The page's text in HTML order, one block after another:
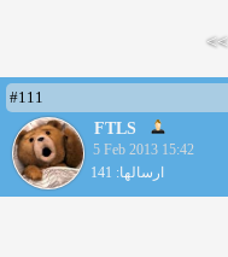
>>
#111
FTLS
5 Feb 2013 15:42
ارسالها: 141